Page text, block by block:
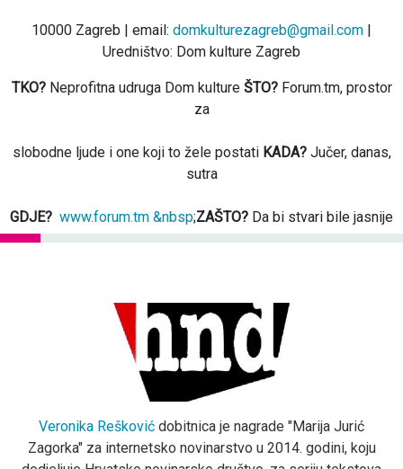
10000 Zagreb | email: domkulturezagreb@gmail.com
Uredništvo: Dom kulture Zagreb
TKO?Neprofitna udruga Dom kulture ŠTO?Forum.tm, prostor
za
slobodne ljude i one koji to žele postati KADA?Jučer, danas,
sutra
GDJE? www.forum.tm &nbsp;ZAŠTO? Da bi stvari bile jasnije
Veronika Rešković dobitnica je nagrade "Marija Jurić
Zagorka" za internetsko novinarstvo u 2014. godini, koju